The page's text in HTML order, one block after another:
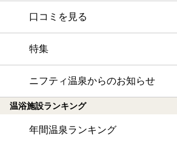
口コミを見る
特集
ニフティ温泉からのお知らせ
温浴施設ランキング
年間温泉ランキング